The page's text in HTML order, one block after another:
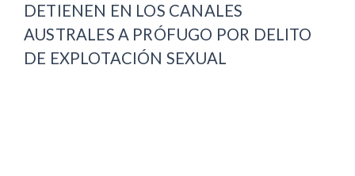
DETIENEN EN LOS CANALES
AUSTRALES A PRÓFUGO POR DELITO
DE EXPLOTACIÓN SEXUAL